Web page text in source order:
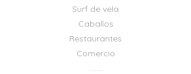
Surf de vela
Caballos
Restaurantes
Comercio
.......